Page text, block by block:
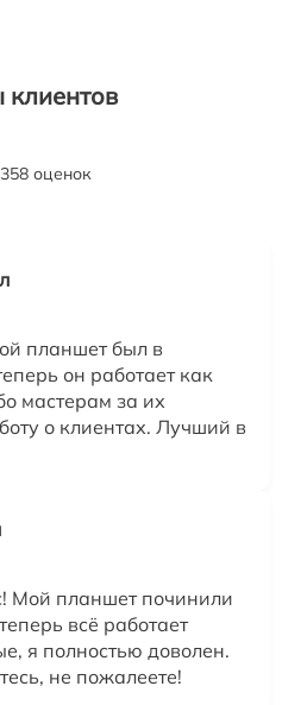
оценок
планшет был в
он работает как
мастерам за их
о клиентах. Лучший в
Мой планшет починили
всё работает
я полностью доволен.
не пожалеете!